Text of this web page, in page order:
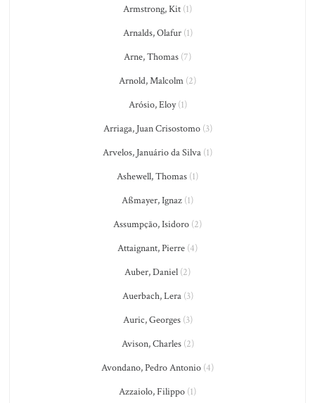
Armstrong, Kit (1)
Arnalds, Olafur(1)
Arne, Thomas (7)
Arnold, Malcolm (2)
Arósio, Eloy(1)
Arriaga, Juan Crisostomo(3)
Arvelos, Januário da Silva (1)
Ashewell, Thomas (1)
Aßmayer, Ignaz (1)
Assumpção, Isidoro (2)
Attaignant, Pierre (4)
Auber, Daniel (2)
Auerbach, Lera(3)
Auric, Georges(3)
Avison, Charles(2)
Avondano, Pedro Antonio (4)
Azzaiolo, Filippo (1)